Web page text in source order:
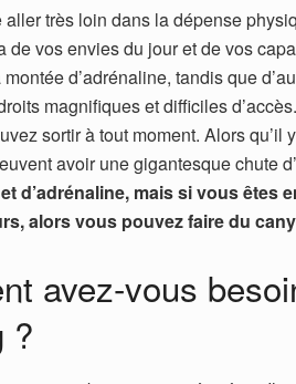
aller très loin dans la dépense
de vos envies du jour et de vos
d’adrénaline, tandis que
magnifiques et difficiles
sortir à tout moment. Alors qu’il
avoir une gigantesque chute
d’adrénaline, mais si vous êtes
alors vous pouvez faire du
avez-vous
?